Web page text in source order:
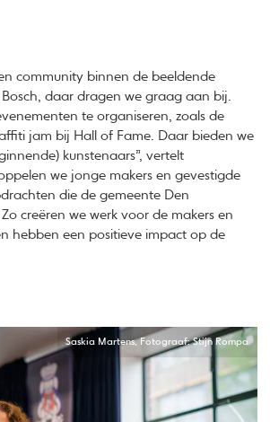
community binnen de beeldende
daar dragen we graag aan bij.
te organiseren, zoals de
jam bij Hall of Fame. Daar bieden we
kunstenaars”, vertelt
we jonge makers en gevestigde
die de gemeente Den
creëren we werk voor de makers en
hebben een positieve impact op de
Saskia Martens, Fotograaf: Stijn Rompa